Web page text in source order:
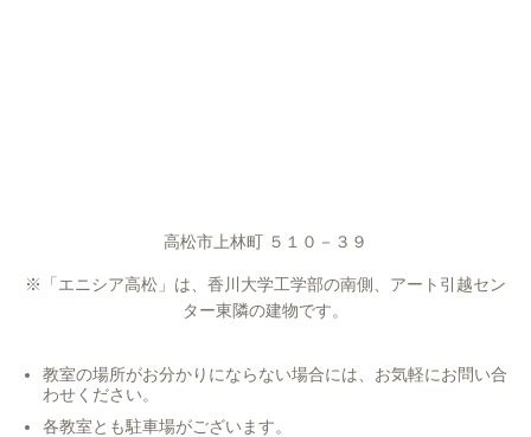
高松市上林町 ５１０－３９
※「エニシア高松」は、香川大学工学部の南側、アート引越セン
ター東隣の建物です。
教室の場所がお分かりにならない場合には、お気軽にお問い合
わせください。
各教室とも駐車場がございます。